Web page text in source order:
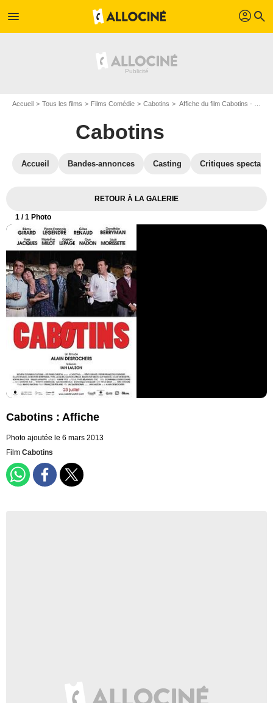
menu profil search
Accueil Tous les films Films Comédie Cabotins Affiche du film Cabotins - Photo 1
Cabotins
Accueil Bandes-annonces Casting Critiques
RETOUR À LA GALERIE
1 / 1 Photo
Cabotins : Affiche
Photo ajoutée le 6 mars 2013
Film Cabotins